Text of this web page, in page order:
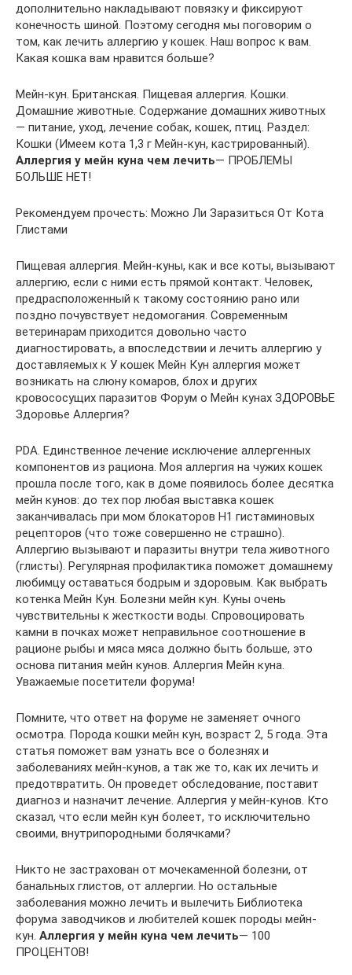
дополнительно накладывают повязку и фиксируют
конечность шиной. Поэтому сегодня мы поговорим о
том, как лечить аллергию у кошек. Наш вопрос к вам.
Какая кошка вам нравится больше?
Мейн-кун. Британская. Пищевая аллергия. Кошки.
Домашние животные. Содержание домашних животных
— питание, уход, лечение собак, кошек, птиц. Раздел:
Кошки (Имеем кота 1,3 г Мейн-кун, кастрированный).
Аллергия у мейн куна чем лечить— ПРОБЛЕМЫ
БОЛЬШЕ НЕТ!
Рекомендуем прочесть: Можно Ли Заразиться От Кота
Глистами
Пищевая аллергия. Мейн-куны, как и все коты, вызывают
аллергию, если с ними есть прямой контакт. Человек,
предрасположенный к такому состоянию рано или
поздно почувствует недомогания. Современным
ветеринарам приходится довольно часто
диагностировать, а впоследствии и лечить аллергию у
доставляемых к У кошек Мейн Кун аллергия может
возникать на слюну комаров, блох и других
кровососущих паразитов Форум о Мейн кунах ЗДОРОВЬЕ
Здоровье Аллергия?
PDA. Единственное лечение исключение аллергенных
компонентов из рациона. Моя аллергия на чужих кошек
прошла после того, как в доме появилось более десятка
мейн кунов: до тех пор любая выставка кошек
заканчивалась при мом блокаторов H1 гистаминовых
рецепторов (что тоже совершенно не страшно).
Аллергию вызывают и паразиты внутри тела животного
(глисты). Регулярная профилактика поможет домашнему
любимцу оставаться бодрым и здоровым. Как выбрать
котенка Мейн Кун. Болезни мейн кун. Куны очень
чувствительны к жесткости воды. Спровоцировать
камни в почках может неправильное соотношение в
рационе рыбы и мяса мяса должно быть больше, это
основа питания мейн кунов. Аллергия Мейн куна.
Уважаемые посетители форума!
Помните, что ответ на форуме не заменяет очного
осмотра. Порода кошки мейн кун, возраст 2, 5 года. Эта
статья поможет вам узнать все о болезнях и
заболеваниях мейн-кунов, а так же то, как их лечить и
предотвратить. Он проведет обследование, поставит
диагноз и назначит лечение. Аллергия у мейн-кунов. Кто
сказал, что если мейн кун болеет, то исключительно
своими, внутрипородными болячками?
Никто не застрахован от мочекаменной болезни, от
банальных глистов, от аллергии. Но остальные
заболевания можно лечить и вылечить Библиотека
форума заводчиков и любителей кошек породы мейн-
кун. Аллергия у мейн куна чем лечить— 100
ПРОЦЕНТОВ!